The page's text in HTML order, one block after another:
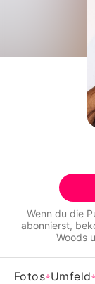
Wenn du die
abonnierst,
Woods
Fotos Umfeld